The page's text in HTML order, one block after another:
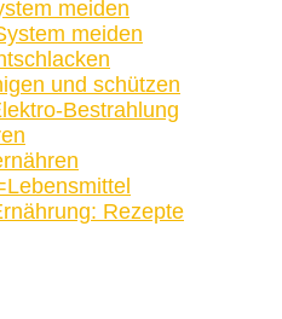
meiden
meiden
und schützen
Bestrahlung
Rezepte